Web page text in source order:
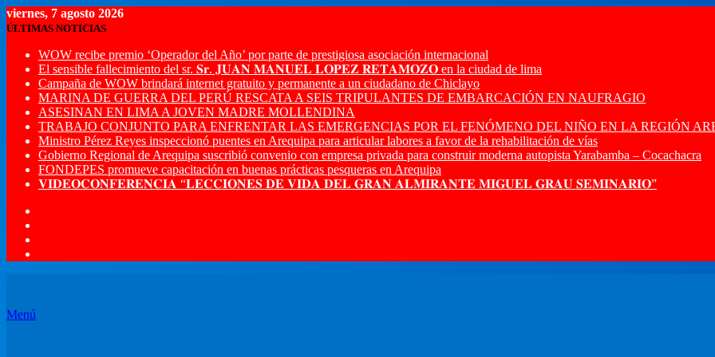
viernes, 7 agosto 2026
ÚLTIMAS NOTICIAS
WOW recibe premio ‘Operador del Año’ por parte de prestigiosa asociación internacional
El sensible fallecimiento del sr. 𝐒𝐫. 𝐉𝐔𝐀𝐍 𝐌𝐀𝐍𝐔𝐄𝐋 𝐋𝐎𝐏𝐄𝐙 𝐑𝐄𝐓𝐀𝐌𝐎𝐙𝐎 en la ciudad de lima
Campaña de WOW brindará internet gratuito y permanente a un ciudadano de Chiclayo
MARINA DE GUERRA DEL PERÚ RESCATA A SEIS TRIPULANTES DE EMBARCACIÓN EN NAUFRAGIO
ASESINAN EN LIMA A JOVEN MADRE MOLLENDINA
TRABAJO CONJUNTO PARA ENFRENTAR LAS EMERGENCIAS POR EL FENÓMENO DEL NIÑO EN LA REGIÓN
Ministro Pérez Reyes inspeccionó puentes en Arequipa para articular labores a favor de la rehabilitación de vías
Gobierno Regional de Arequipa suscribió convenio con empresa privada para construir moderna autopista Yarabamba – Cocachacra
FONDEPES promueve capacitación en buenas prácticas pesqueras en Arequipa
𝐕𝐈𝐃𝐄𝐎𝐂𝐎𝐍𝐅𝐄𝐑𝐄𝐍𝐂𝐈𝐀 “𝐋𝐄𝐂𝐂𝐈𝐎𝐍𝐄𝐒 𝐃𝐄 𝐕𝐈𝐃𝐀 𝐃𝐄𝐋 𝐆𝐑𝐀𝐍 𝐀𝐋𝐌𝐈𝐑𝐀𝐍𝐓𝐄 𝐌𝐈𝐆𝐔𝐄𝐋 𝐆𝐑𝐀𝐔 𝐒𝐄𝐌𝐈𝐍𝐀𝐑𝐈𝐎”
Menú